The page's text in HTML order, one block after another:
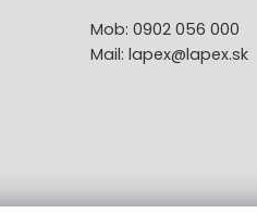
Mob: 0902 056 000
Mail: lapex@lapex.sk